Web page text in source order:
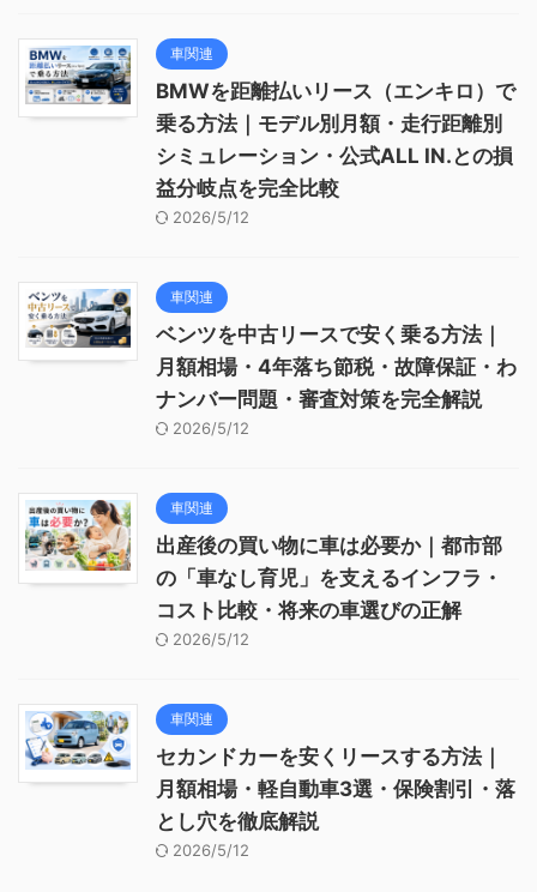
車関連
BMWを距離払いリース（エンキロ）で
乗る方法｜モデル別月額・走行距離別
シミュレーション・公式ALL IN.との損
益分岐点を完全比較
2026/5/12
車関連
ベンツを中古リースで安く乗る方法｜
月額相場・4年落ち節税・故障保証・わ
ナンバー問題・審査対策を完全解説
2026/5/12
車関連
出産後の買い物に車は必要か｜都市部
の「車なし育児」を支えるインフラ・
コスト比較・将来の車選びの正解
2026/5/12
車関連
セカンドカーを安くリースする方法｜
月額相場・軽自動車3選・保険割引・落
とし穴を徹底解説
2026/5/12